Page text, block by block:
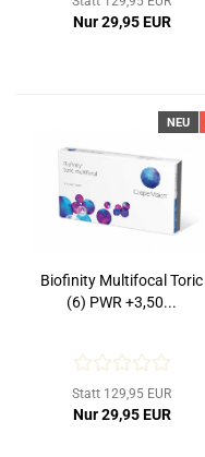
Nur 29,95 EUR
NEU
Biofinity Multifocal Toric
(6) PWR +3,50...
Statt 129,95 EUR
Nur 29,95 EUR